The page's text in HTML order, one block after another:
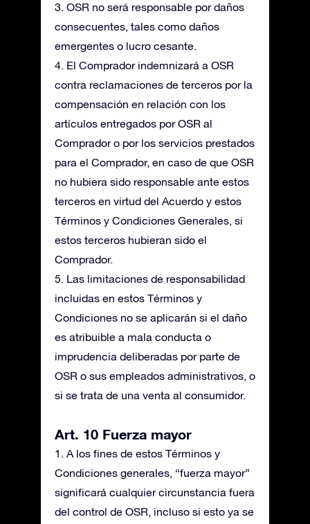
3. OSR no será responsable por daños
consecuentes, tales como daños
emergentes o lucro cesante.
4. El Comprador indemnizará a OSR
contra reclamaciones de terceros por la
compensación en relación con los
artículos entregados por OSR al
Comprador o por los servicios prestados
para el Comprador, en caso de que OSR
no hubiera sido responsable ante estos
terceros en virtud del Acuerdo y estos
Términos y Condiciones Generales, si
estos terceros hubieran sido el
Comprador.
5. Las limitaciones de responsabilidad
incluidas en estos Términos y
Condiciones no se aplicarán si el daño
es atribuible a mala conducta o
imprudencia deliberadas por parte de
OSR o sus empleados administrativos, o
si se trata de una venta al consumidor.
Art. 10 Fuerza mayor
1. A los fines de estos Términos y
Condiciones generales, “fuerza mayor”
significará cualquier circunstancia fuera
del control de OSR, incluso si esto ya se